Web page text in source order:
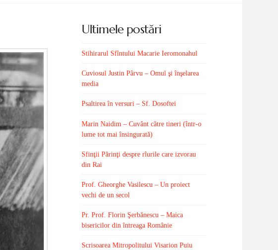
Ultimele postări
Stihirarul Sfîntului Macarie Ieromonahul
Cuviosul Justin Pârvu – Omul şi înşelarea
media
Psaltirea în versuri – Sf. Dosoftei
Marin Naidim – Cuvânt către tineri (într-o
lume tot mai însingurată)
Sfinţii Părinţi despre rîurile care izvorau
din Rai
Prof. Gheorghe Vasilescu – Un proiect
vechi de un secol
Pr. Prof. Florin Şerbănescu – Maica
bisericilor din întreaga Românie
Scrisoarea Mitropolitului Visarion Puiu